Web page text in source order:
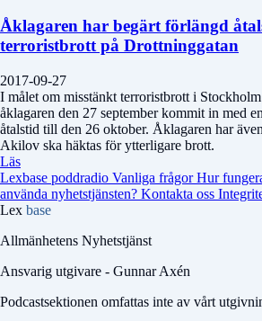
Åklagaren har begärt förlängd
terroristbrott på Drottninggatan
2017-09-27
I målet om misstänkt terroristbrott i
åklagaren den 27 september kommit in med
åtalstid till den 26 oktober. Åklagaren har
Akilov ska häktas för ytterligare brott.
Läs
Lexbase poddradio Vanliga frågorHur
använda nyhetstjänsten? Kontakta oss
Lex base
Allmänhetens Nyhetstjänst
Ansvarig utgivare - Gunnar Axén
Podcastsektionen omfattas inte av vårt